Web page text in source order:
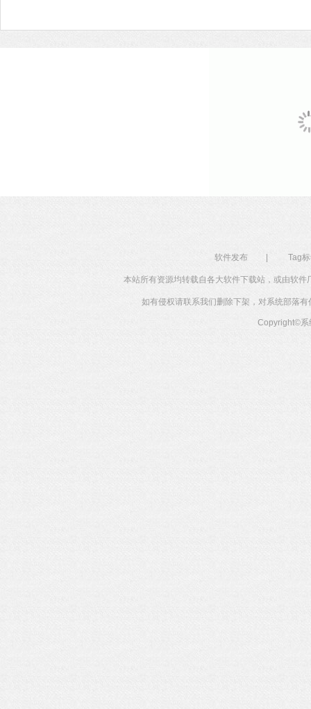
软件发布 Tag
本站所有资源均转载自各大软件下载站，或由软
如有侵权请联系我们删除下架，对系统部落
Copyright©系